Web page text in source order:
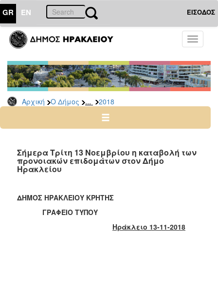
GR EN ΕΙΣΟΔΟΣ
Toggle
Αρχική Ο Δήμος ... 2018
ΔΗΜΟΣ
Δελτία
Τύπου
Αρχείο
2026
2024
2022
2021
Σήμερα Τρίτη 13 Νοεμβρίου η καταβολή των
προνοιακών επιδομάτων στον Δήμο
Ηρακλείου
ΔΗΜΟΣ ΗΡΑΚΛΕΙΟΥ ΚΡΗΤΗΣ
ΓΡΑΦΕΙΟ ΤΥΠΟΥ
Ηράκλειο 13-11-2018